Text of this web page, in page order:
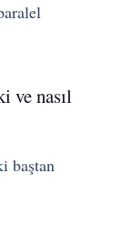
ve nasıl
baştan